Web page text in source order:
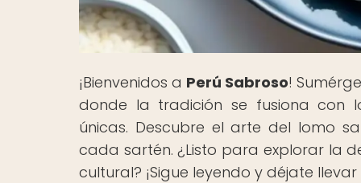
¡Bienvenidos a Perú Sabroso!
donde la tradición se fusiona con
únicas. Descubre el arte del lomo
cada sartén. ¿Listo para explorar la
cultural? ¡Sigue leyendo y déjate